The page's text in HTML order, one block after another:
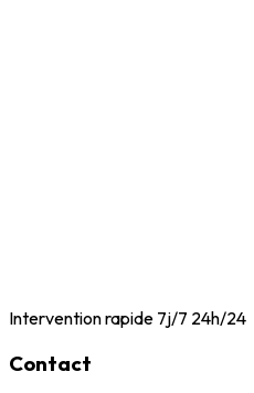
Intervention rapide 7j/7 24h/24
Contact